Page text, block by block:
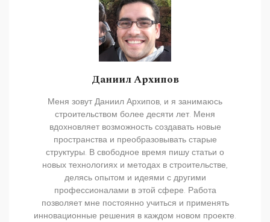
Даниил Архипов
Меня зовут Даниил Архипов, и я занимаюсь
строительством более десяти лет. Меня
вдохновляет возможность создавать новые
пространства и преобразовывать старые
структуры. В свободное время пишу статьи о
новых технологиях и методах в строительстве,
делясь опытом и идеями с другими
профессионалами в этой сфере. Работа
позволяет мне постоянно учиться и применять
инновационные решения в каждом новом проекте.